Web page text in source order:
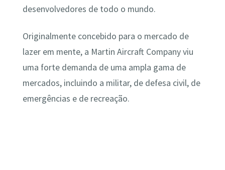
desenvolvedores de todo o mundo.
Originalmente concebido para o mercado de
lazer em mente, a Martin Aircraft Company viu
uma forte demanda de uma ampla gama de
mercados, incluindo a militar, de defesa civil, de
emergências e de recreação.